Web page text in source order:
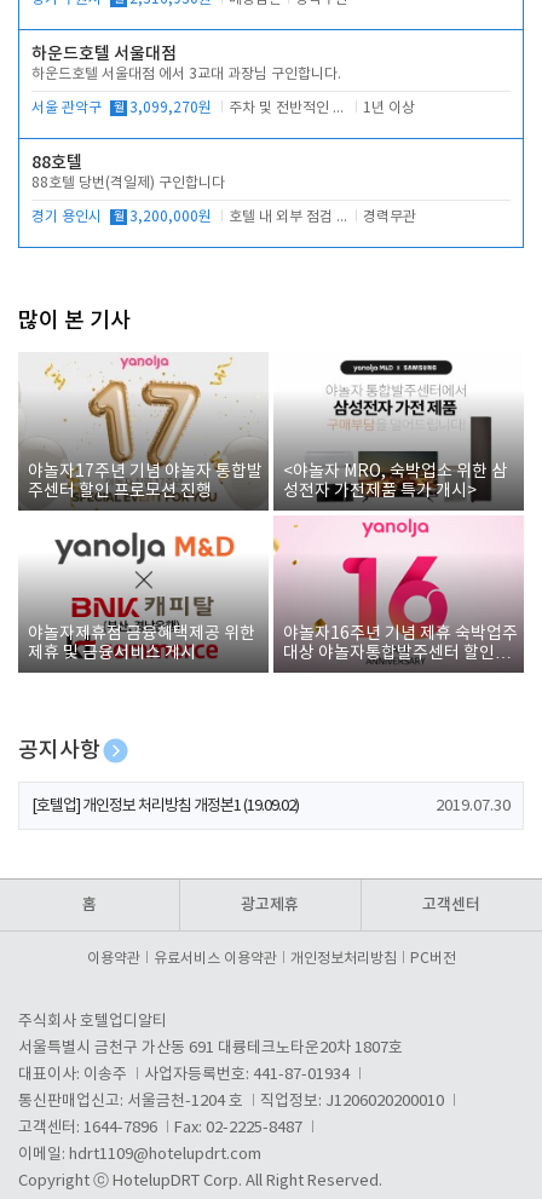
하운드호텔 서울대점
하운드호텔 서울대점 에서 3교대 과장님 구인합니다.
서울 관악구 월 3,099,270원 주차 및 전반적인 당번업무 1년 이상
88호텔
88호텔 당번(격일제) 구인합니다
경기 용인시 월 3,200,000원 호텔 내 외부 점검 및 프런트 운영 경력무관
많이 본 기사
야놀자17주년 기념 야놀자 통합발
주센터 할인 프로모션 진행
<야놀자 MRO, 숙박업소 위한 삼
성전자 가전제품 특가 개시>
야놀자제휴점 금융혜택제공 위한
제휴 및 금융서비스 게시
야놀자16주년 기념 제휴 숙박업주
대상 야놀자통합발주센터 할인쿠
폰 증정
공지사항
[호텔업] 개인정보 처리방침 개정본1 (19.09.02) 2019.07.30
[호텔업] 개인정보 처리방침 개정본2 (19.09.02) 2019.07.30
홈 광고제휴 고객센터
이용약관 유료서비스 이용약관 개인정보처리방침 PC버전
주식회사 호텔업디알티
서울특별시 금천구 가산동 691 대륭테크노타운20차 1807호
대표이사: 이송주
사업자등록번호: 441-87-01934
통신판매업신고: 서울금천-1204 호
직업정보: J1206020200010
고객센터: 1644-7896
Fax: 02-2225-8487
이메일: hdrt1109@hotelupdrt.com
Copyright ⓒ HotelupDRT Corp. All Right Reserved.